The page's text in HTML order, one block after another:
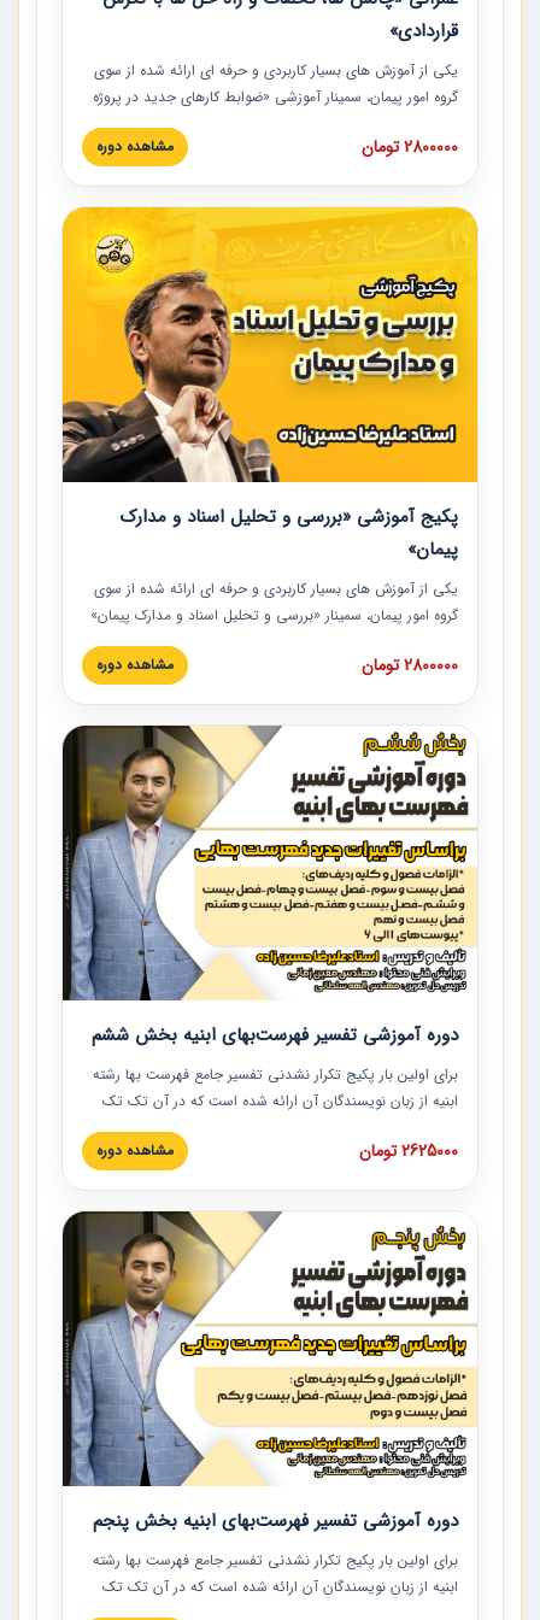
قراردادی»
یکی از آموزش‏‏‏‏‏‏ های بسیار کاربردی و حرفه‏ ای ارائه شده از سوی
گروه امور پیمان، سمینار آموزشی «ضوابط کارهای جدید در پروژه
های عمرانی» چالش ها، تخلفات و راه حل ها با نگرش قراردادی
است که در محل سندیکای شرکت های ساختمانی کشور ارائه شد.
مدارک پیمان به همراه تجربیات عملی ارائه شده است.
2800000 تومان مشاهده دوره
پکیج آموزشی «بررسی و تحلیل اسناد و مدارک
پیمان»
یکی از آموزش‏‏‏‏‏‏ های بسیار کاربردی و حرفه‏ ای ارائه شده از سوی
گروه امور پیمان، سمینار «بررسی و تحلیل اسناد و مدارک پیمان»
است که در دانشگاه صنعتی شریف ارائه شد. در این آموزش
نکات کلیدی مربوط به اسناد و مدارک پیمان، اولویت بندی اسناد
پیمان به همراه تجربیات عملی در این خصوص ارائه شده است.
2800000 تومان مشاهده دوره
دوره آموزشی تفسیر فهرست‌بهای ابنیه بخش ششم
برای اولین بار پکیج تکرار نشدنی تفسیر جامع فهرست بها رشته
ابنیه از زبان نویسندگان آن ارائه شده است که در آن تک تک
ردیف ها و مطالب فهرست بها تفسیر و ارائه شده است. این
دوره به صورت کامل تصویری بوده و به همراه تصاویر عملیات
دوره با کلام مهندس علیرضاحسین‌زاده مدیر پروژه مهندسی
مشاور در امر بازنگری فهرست بها رشته ابنیه ارائه شده و به تمام
همکارانی که در حوزه صنعت ساخت در حال فعالیت هستند حتما
توصیه می کنیم از مطالب این دوره استفاده نمایند.
2625000 تومان مشاهده دوره
دوره آموزشی تفسیر فهرست‌بهای ابنیه بخش پنجم
برای اولین بار پکیج تکرار نشدنی تفسیر جامع فهرست بها رشته
ابنیه از زبان نویسندگان آن ارائه شده است که در آن تک تک
ردیف ها و مطالب فهرست بها تفسیر و ارائه شده است. این